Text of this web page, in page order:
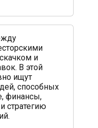
и
В этой
ищут
способных
финансы,
стратегию